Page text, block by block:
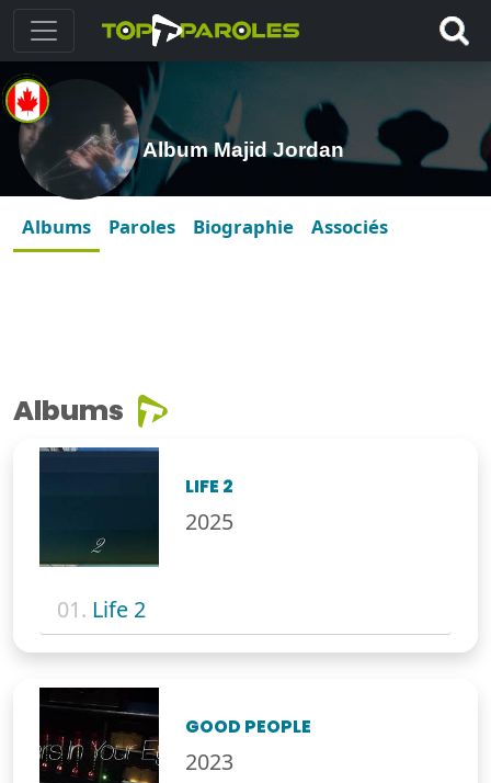
Album Majid Jordan
Albums Paroles Biographie Associés
Albums
LIFE 2
2025
01. Life 2
GOOD PEOPLE
2023